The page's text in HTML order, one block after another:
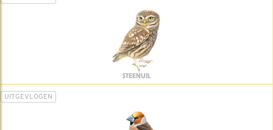
STEENUIL
UITGEVLOGEN